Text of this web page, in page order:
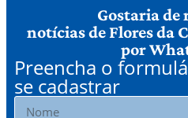
Gostaria de
notícias de Flores da
por
Preencha o
se cadastrar